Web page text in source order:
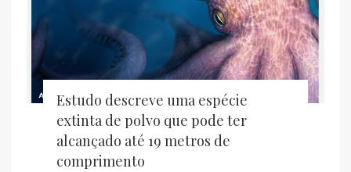
Estudo descreve uma espécie
extinta de polvo que pode ter
alcançado até 19 metros de
comprimento